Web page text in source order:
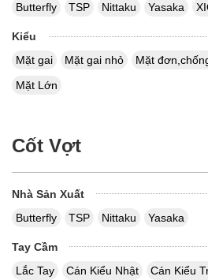
Butterfly
TSP Nittaku Yasaka
Kiểu
Mặt gai
Mặt gai nhỏ
Mặt
Mặt Lớn
Cốt Vợt
Nhà Sản Xuất
Butterfly
TSP Nittaku Yasaka
Tay Cầm
Lắc Tay
Cán Kiểu Nhật Cán Kiểu